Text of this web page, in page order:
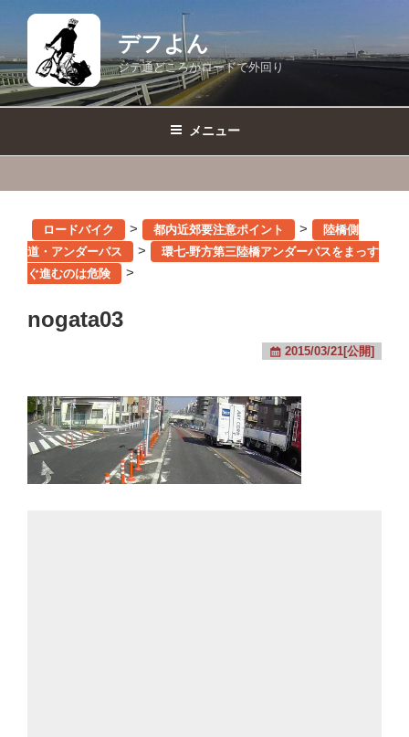
テ
ン
ツ
デフよん
ジテ通どころかロードで外回り
メニュー
ロードバイク > 都内近郊要注意ポイント >
陸橋側
道・アンダーパス
>
環七-野方第三陸橋アンダーパスをまっす
ぐ進むのは危険
>
nogata03
2015/03/21[公開]